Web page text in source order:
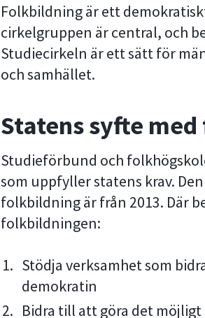
Folkbildning är ett
cirkelgruppen är central, och
Studiecirkeln är ett sätt för
och samhället.
Statens syfte
Studieförbund och
som uppfyller statens krav.
folkbildning är från 2013. Där
folkbildningen:
Stödja verksamhet som
demokratin
Bidra till att göra det